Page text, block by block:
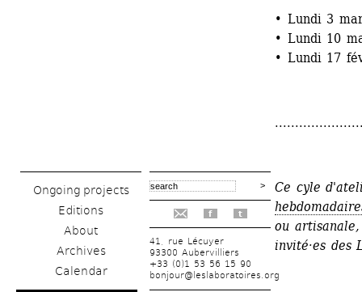
Ongoing projects
Editions
About
Archives
Calendar
f t
41, rue Lécuyer
93300 Aubervilliers
+33 (0)1 53 56 15 90
bonjour@leslaboratoires.org
• Lundi 3
• Lundi 10
• Lundi 17
Ce cyle
ou
invité·es des